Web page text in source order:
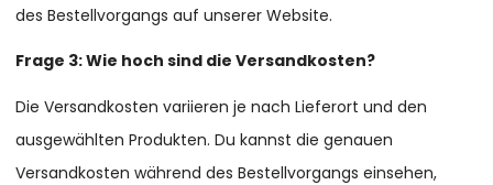
des Bestellvorgangs auf unserer Website.
Frage 3: Wie hoch sind die Versandkosten?
Die Versandkosten variieren je nach Lieferort und den
ausgewählten Produkten. Du kannst die genauen
Versandkosten während des Bestellvorgangs einsehen,